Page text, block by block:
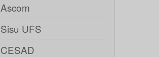
Ascom
Sisu UFS
CESAD